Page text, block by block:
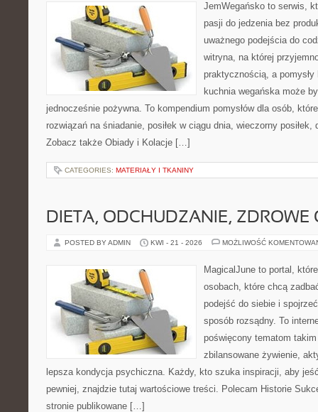
JemWegańsko to serwis,
pasji do jedzenia bez
uważnego podejścia do
witryna, na której
praktycznością, a
kuchnia wegańska może
jednocześnie pożywna. To kompendium pomysłów dla osób,
rozwiązań na śniadanie, posiłek w ciągu dnia, wieczorny posiłek,
Zobacz także Obiady i Kolacje […]
CATEGORIES: MATERIAŁY I TKANINY
DIETA, ODCHUDZANIE, ZDROWE
POSTED BY ADMIN KWI - 21 - 2026 MOŻLIWOŚĆ
MagicalJune to portal,
osobach, które chcą
podejść do siebie i
sposób rozsądny. To
poświęcony tematom
zbilansowane żywienie,
lepsza kondycja psychiczna. Każdy, kto szuka inspiracji, aby
pewniej, znajdzie tutaj wartościowe treści. Polecam Historie
stronie publikowane […]